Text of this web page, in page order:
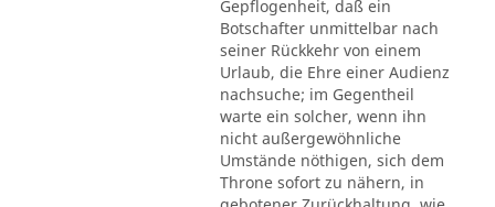
Gepflogenheit, daß ein
Botschafter unmittelbar nach
seiner Rückkehr von einem
Urlaub, die Ehre einer Audienz
nachsuche; im Gegentheil
warte ein solcher, wenn ihn
nicht außergewöhnliche
Umstände nöthigen, sich dem
Throne sofort zu nähern, in